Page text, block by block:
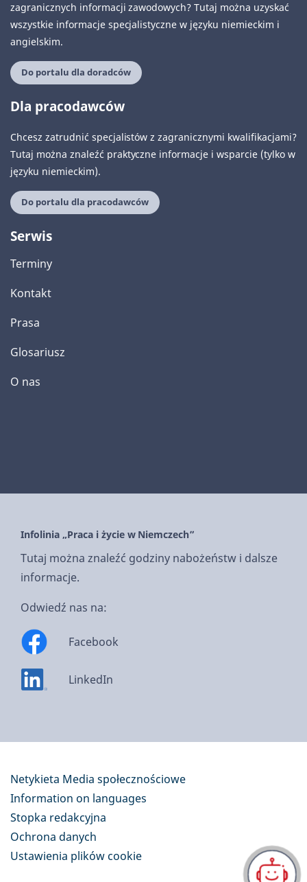
zagranicznych informacji zawodowych? Tutaj można uzyskać
wszystkie informacje specjalistyczne w języku niemieckim i
angielskim.
Do portalu dla doradców
Dla pracodawców
Chcesz zatrudnić specjalistów z zagranicznymi kwalifikacjami?
Tutaj można znaleźć praktyczne informacje i wsparcie (tylko w
języku niemieckim).
Do portalu dla pracodawców
Serwis
Terminy
Kontakt
Prasa
Glosariusz
O nas
Infolinia „Praca i życie w Niemczech”
Tutaj można znaleźć godziny nabożeństw i dalsze
informacje.
Odwiedź nas na:
Facebook
LinkedIn
Netykieta Media społecznościowe
Information on languages
Stopka redakcyjna
Ochrona danych
Ustawienia plików cookie